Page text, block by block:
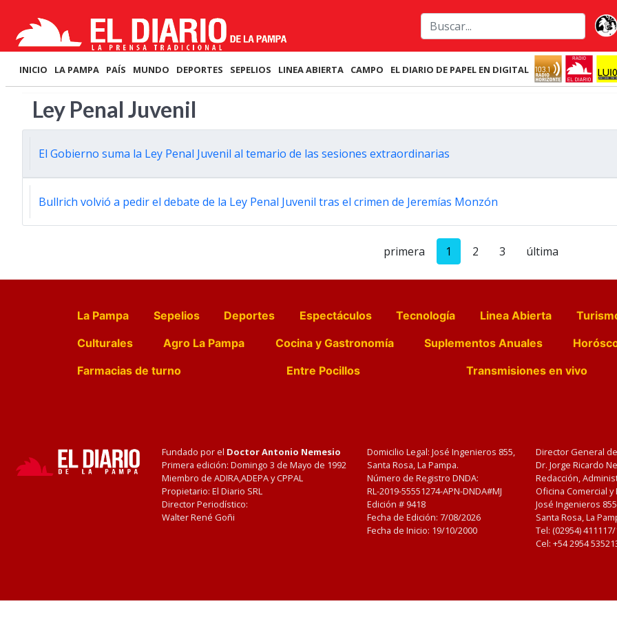
INICIO LA PAMPA PAÍS MUNDO DEPORTES SEPELIOS LINEA ABIERTA CAMPO EL DIARIO DE PAPEL EN DIGITAL
Ley Penal Juvenil
El Gobierno suma la Ley Penal Juvenil al temario de las sesiones extraordinarias
Bullrich volvió a pedir el debate de la Ley Penal Juvenil tras el crimen de Jeremías Monzón
primera 1 2 3 última
La Pampa Sepelios Deportes Espectáculos Tecnología Linea Abierta
Culturales
Agro La Pampa Cocina y Gastronomía Suplementos Anuales
Farmacias de turno
Entre Pocillos Transmisiones en vivo
Fundado por el Doctor Antonio Nemesio
Primera edición: Domingo 3 de Mayo de 1992
Miembro de ADIRA,ADEPA y CPPAL
Propietario: El Diario SRL
Director Periodístico:
Walter René Goñi
Domicilio Legal: José Ingenieros 855,
Santa Rosa, La Pampa.
Número de Registro DNDA:
RL-2019-55551274-APN-DNDA#MJ
Edición # 9418
Fecha de Edición: 7/08/2026
Fecha de Inicio: 19/10/2000
Director General
Dr. Jorge Ricardo
Redacción,
Oficina Comercial
José Ingenieros
Santa Rosa, La
Tel: (02954)
Cel: +54 2954